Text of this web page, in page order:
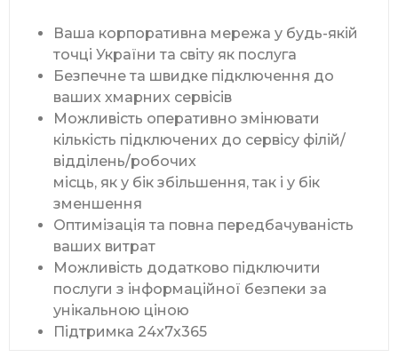
Ваша корпоративна мережа у будь-якій
точці України та світу як послуга
Безпечне та швидке підключення до
ваших хмарних сервісів
Можливість оперативно змінювати
кількість підключених до сервісу філій/
відділень/робочих
місць, як у бік збільшення, так і у бік
зменшення
Оптимізація та повна передбачуваність
ваших витрат
Можливість додатково підключити
послуги з інформаційної безпеки за
унікальною ціною
Підтримка 24x7x365